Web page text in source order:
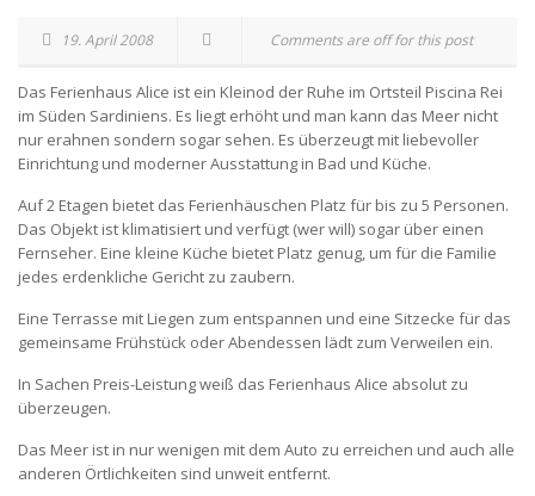
19. April 2008 Comments are off for this post
Das Ferienhaus Alice ist ein Kleinod der Ruhe im Ortsteil Piscina Rei
im Süden Sardiniens. Es liegt erhöht und man kann das Meer nicht
nur erahnen sondern sogar sehen. Es überzeugt mit liebevoller
Einrichtung und moderner Ausstattung in Bad und Küche.
Auf 2 Etagen bietet das Ferienhäuschen Platz für bis zu 5 Personen.
Das Objekt ist klimatisiert und verfügt (wer will) sogar über einen
Fernseher. Eine kleine Küche bietet Platz genug, um für die Familie
jedes erdenkliche Gericht zu zaubern.
Eine Terrasse mit Liegen zum entspannen und eine Sitzecke für das
gemeinsame Frühstück oder Abendessen lädt zum Verweilen ein.
In Sachen Preis-Leistung weiß das Ferienhaus Alice absolut zu
überzeugen.
Das Meer ist in nur wenigen mit dem Auto zu erreichen und auch alle
anderen Örtlichkeiten sind unweit entfernt.